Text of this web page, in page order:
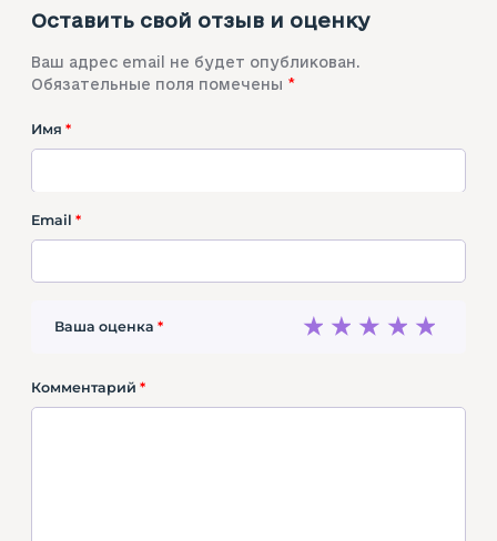
Оставить свой отзыв и оценку
Ваш адрес email не будет опубликован.
Обязательные поля помечены *
Имя *
Email *
Ваша оценка * 4
3
2
1
Комментарий *